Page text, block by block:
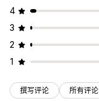
4
3
2
1
撰写评论 所有评论